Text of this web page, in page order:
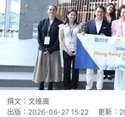
撰文： 文維廣
出版： 2026-06-27 15:22 更新：